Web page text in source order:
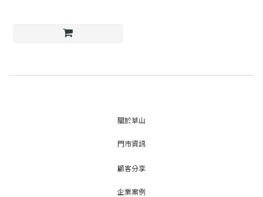
關於草山
門市資訊
顧客分享
企業案例